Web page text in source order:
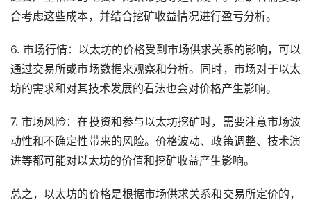
合考虑这些成本，并结合挖矿收益情况进行盈亏分析。
6. 市场行情：以太坊的价格受到市场供求关系的影响，可以
通过交易所或市场数据来观察和分析。同时，市场对于以太
坊的需求和对其技术发展的看法也会对价格产生影响。
7. 市场风险：在投资和参与以太坊挖矿时，需要注意市场波
动性和不确定性带来的风险。价格波动、政策调整、技术演
进等都可能对以太坊的价值和挖矿收益产生影响。
总之，以太坊的价格是根据市场供求关系和交易所定价的，